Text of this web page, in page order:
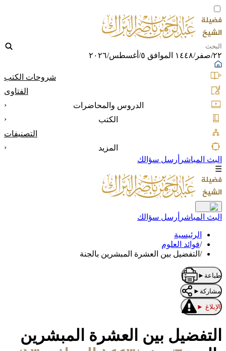
٢٢/صفر/١٤٤٨ الموافق ٥/أغسطس/٢٠٢٦
شروحات الكتب
الفتاوى
الدروس والمحاضرات
‹
الكتب
‹
التصنيفات
المزيد
‹
البث المباشر أرسل سؤالك
☰
البث المباشر أرسل سؤالك
الرئيسية
/فوائد العلوم
/ التفضيل بين العشرة المبشرين بالجنة
طباعة ►
مشاركة ►
الإبلاغ ►
التفضيل بين العشرة المبشرين